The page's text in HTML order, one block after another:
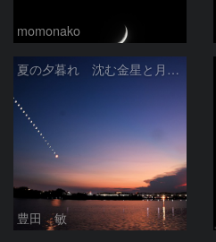
momonako
夏の夕暮れ 沈む金星と月 2026/7/20
豊田 敏